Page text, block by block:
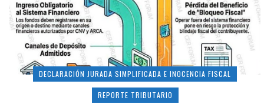
DECLARACIÓN JURADA SIMPLIFICADA E INOCENCIA FISCAL
REPORTE TRIBUTARIO